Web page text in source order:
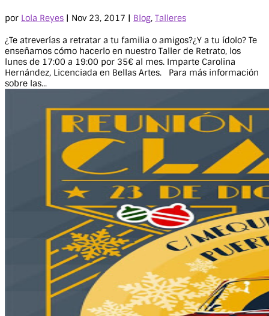
por Lola Reyes | Nov 23, 2017 | Blog, Talleres
¿Te atreverías a retratar a tu familia o amigos?¿Y a tu ídolo? Te
enseñamos cómo hacerlo en nuestro Taller de Retrato, los
lunes de 17:00 a 19:00 por 35€ al mes. Imparte Carolina
Hernández, Licenciada en Bellas Artes. Para más información
sobre las...